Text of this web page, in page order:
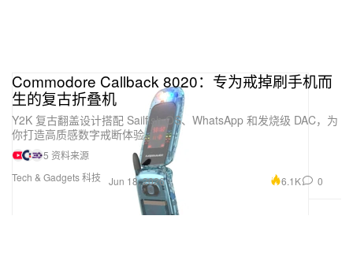
Tech & Gadgets 科技
Commodore Callback 8020：专为戒掉刷手机而
生的复古折叠机
Y2K 复古翻盖设计搭配 Sailfish OS、WhatsApp 和发烧级 DAC，为
你打造高质感数字戒断体验。
5 资料来源
Jun 18, 2026
6.1K 0